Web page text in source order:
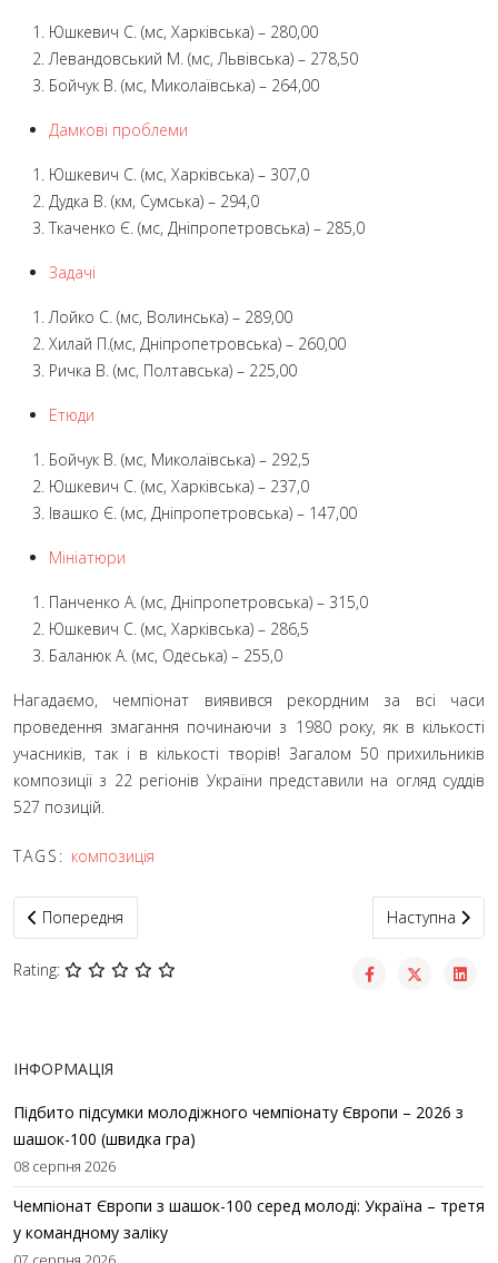
Юшкевич С. (мс, Харківська) – 280,00
Левандовський М. (мс, Львівська) – 278,50
Бойчук В. (мс, Миколаївська) – 264,00
Дамкові проблеми
Юшкевич С. (мс, Харківська) – 307,0
Дудка В. (км, Сумська) – 294,0
Ткаченко Є. (мс, Дніпропетровська) – 285,0
Задачі
Лойко С. (мс, Волинська) – 289,00
Хилай П.(мс, Дніпропетровська) – 260,00
Ричка В. (мс, Полтавська) – 225,00
Етюди
Бойчук В. (мс, Миколаївська) – 292,5
Юшкевич С. (мс, Харківська) – 237,0
Івашко Є. (мс, Дніпропетровська) – 147,00
Мініатюри
Панченко А. (мс, Дніпропетровська) – 315,0
Юшкевич С. (мс, Харківська) – 286,5
Баланюк А. (мс, Одеська) – 255,0
Нагадаємо, чемпіонат виявився рекордним за всі часи
проведення змагання починаючи з 1980 року, як в кількості
учасників, так і в кількості творів! Загалом 50 прихильників
композиції з 22 регіонів України представили на огляд суддів
527 позицій.
TAGS: композиція
Попередня стаття: Міжнародний конкурс з шашкової
Попередня Наступна
Наступна
Rating:
ІНФОРМАЦІЯ
Підбито підсумки молодіжного чемпіонату Європи – 2026 з
шашок-100 (швидка гра)
08 серпня 2026
Чемпіонат Європи з шашок-100 серед молоді: Україна – третя
у командному заліку